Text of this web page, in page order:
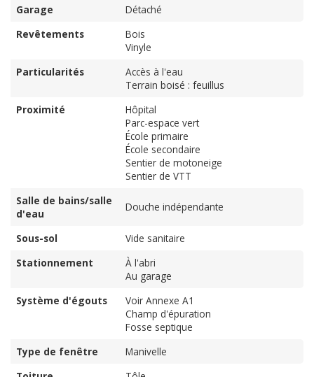
Garage
Détaché
Revêtements
Bois
Vinyle
Particularités
Accès à l'eau
Terrain boisé : feuillus
Proximité
Hôpital
Parc-espace vert
École primaire
École secondaire
Sentier de motoneige
Sentier de VTT
Salle de bains/salle
d'eau
Douche indépendante
Sous-sol
Vide sanitaire
Stationnement
À l'abri
Au garage
Système d'égouts
Voir Annexe A1
Champ d'épuration
Fosse septique
Type de fenêtre
Manivelle